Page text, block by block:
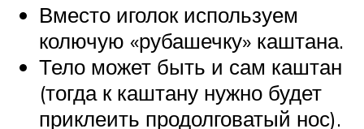
Вместо иголок используем
колючую «рубашечку» каштана.
Тело может быть и сам каштан
(тогда к каштану нужно будет
приклеить продолговатый нос).